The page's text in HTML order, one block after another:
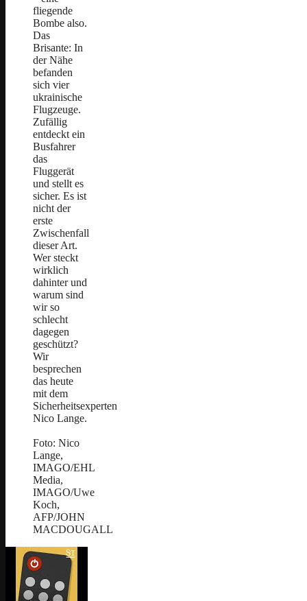
fliegende
Bombe also.
Das
Brisante: In
der Nähe
befanden
sich vier
ukrainische
Flugzeuge.
Zufällig
entdeckt ein
Busfahrer
das
Fluggerät
und stellt es
sicher. Es ist
nicht der
erste
Zwischenfall
dieser Art.
Wer steckt
wirklich
dahinter und
warum sind
wir so
schlecht
dagegen
geschützt?
Wir
besprechen
das heute
mit dem
Sicherheitsexperten
Nico Lange.
Foto: Nico
Lange,
IMAGO/EHL
Media,
IMAGO/Uwe
Koch,
AFP/JOHN
MACDOUGALL